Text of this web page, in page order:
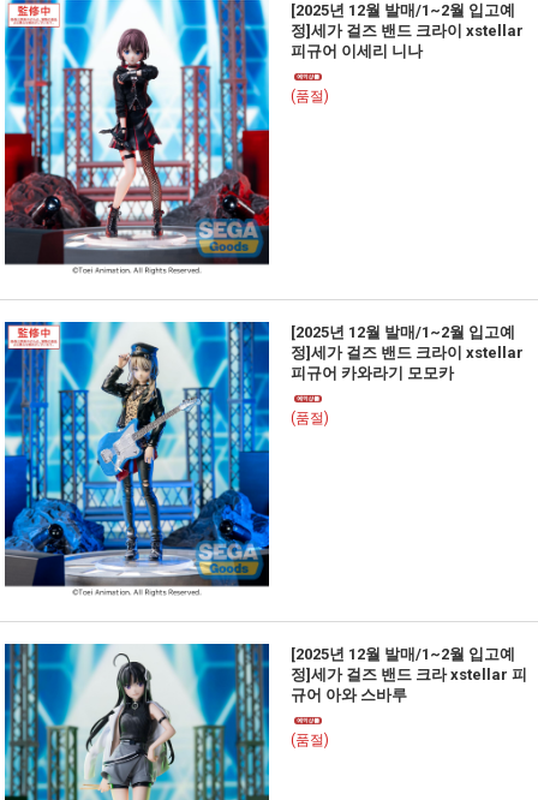
[2025년 12월 발매/1~2월 입고예
정]세가 걸즈 밴드 크라이 xstellar
피규어 이세리 니나
(품절)
[2025년 12월 발매/1~2월 입고예
정]세가 걸즈 밴드 크라이 xstellar
피규어 카와라기 모모카
(품절)
[2025년 12월 발매/1~2월 입고예
정]세가 걸즈 밴드 크라 xstellar 피
규어 아와 스바루
(품절)